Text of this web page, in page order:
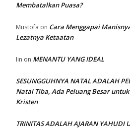
Membatalkan Puasa?
Mustofa on Cara Menggapai
Lezatnya Ketaatan
Iin on MENANTU YANG IDEAL
SESUNGGUHNYA NATAL ADALAH
Natal Tiba, Ada Peluang Besar
Kristen
TRINITAS ADALAH AJARAN YAHUDI